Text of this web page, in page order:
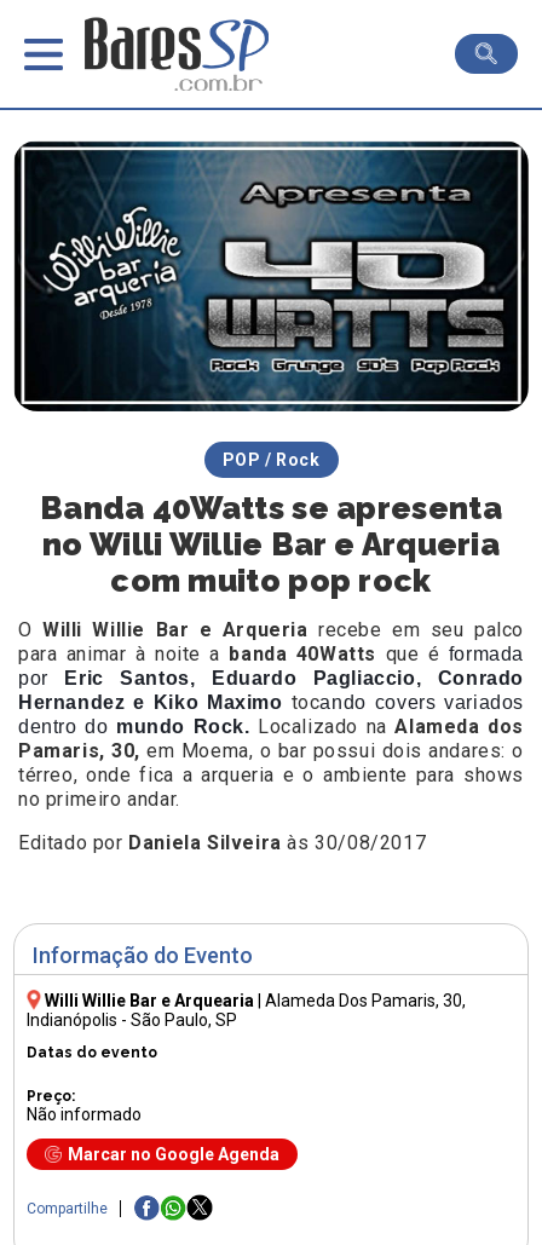
Informação do Evento
Willi Willie Bar e Arquearia |Alameda Dos Pamaris, 30,
Indianópolis - São Paulo, SP
Datas do evento
Preço:
Não informado
Marcar no Google Agenda
Compartilhe
POP / Rock
Banda 40Watts se apresenta
no Willi Willie Bar e Arqueria
com muito pop rock
OWilli Willie Bar e Arqueria recebe em seu palco
para animar à noite a banda 40Watts que é formada
por Eric Santos, Eduardo Pagliaccio, Conrado
Hernandez e Kiko Maximo tocando covers variados
dentro do mundo Rock. Localizado naAlameda dos
Pamaris, 30, em Moema, o bar possui dois andares: o
térreo, onde fica a arqueria e o ambiente para shows
no primeiro andar.
Editado por Daniela Silveira às 30/08/2017